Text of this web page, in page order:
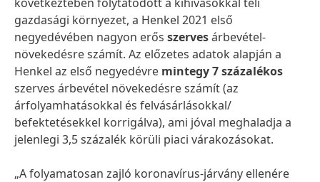
gazdasági környezet, a Henkel 2021 első
negyedévében nagyon erős szervesárbevétel-
növekedésre számít. Az előzetes adatok alapján a
Henkel az első negyedévre mintegy 7 százalékos
szerves árbevétel növekedésre számít (az
árfolyamhatásokkal és felvásárlásokkal/
befektetésekkel korrigálva), ami jóval meghaladja a
jelenlegi 3,5 százalék körüli piaci várakozásokat.
„A folyamatosan zajló koronavírus-járvány ellenére